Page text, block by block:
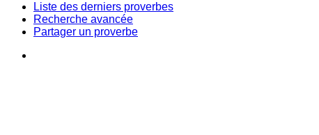
Liste des derniers proverbes
Recherche avancée
Partager un proverbe